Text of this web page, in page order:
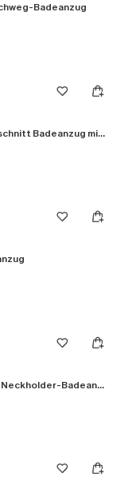
Badeanzug
Rosa Geblümter Tiefer Ausschnitt Badeanzug mit Blumenmuster
Power Mesh Bauchkontrolle Neckholder-Badeanzug